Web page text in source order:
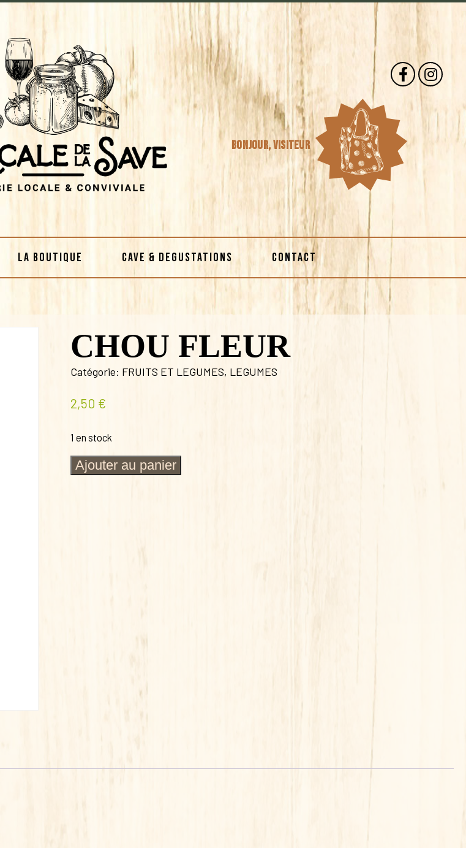
Bonjour,visiteur
LA BOUTIQUE CAVE & DEGUSTATIONS CONTACT
CHOU FLEUR
Catégorie: FRUITS ET LEGUMES, LEGUMES
2,50 €
1 en stock
quantité
de
Ajouter au panier